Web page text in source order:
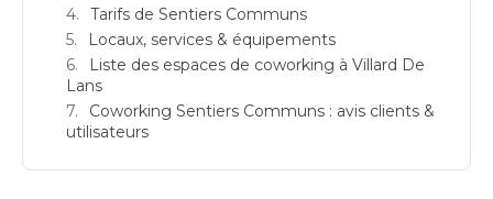
Tarifs de Sentiers Communs
Locaux, services & équipements
Liste des espaces de coworking à Villard De
Lans
Coworking Sentiers Communs : avis clients &
utilisateurs